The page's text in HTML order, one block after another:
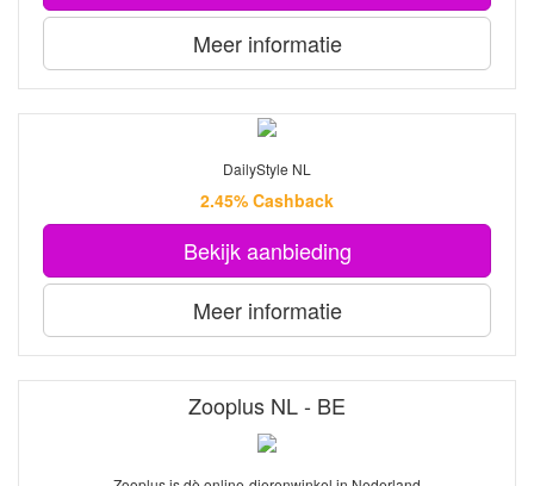
Meer informatie
DailyStyle NL
2.45% Cashback
Bekijk aanbieding
Meer informatie
Zooplus NL - BE